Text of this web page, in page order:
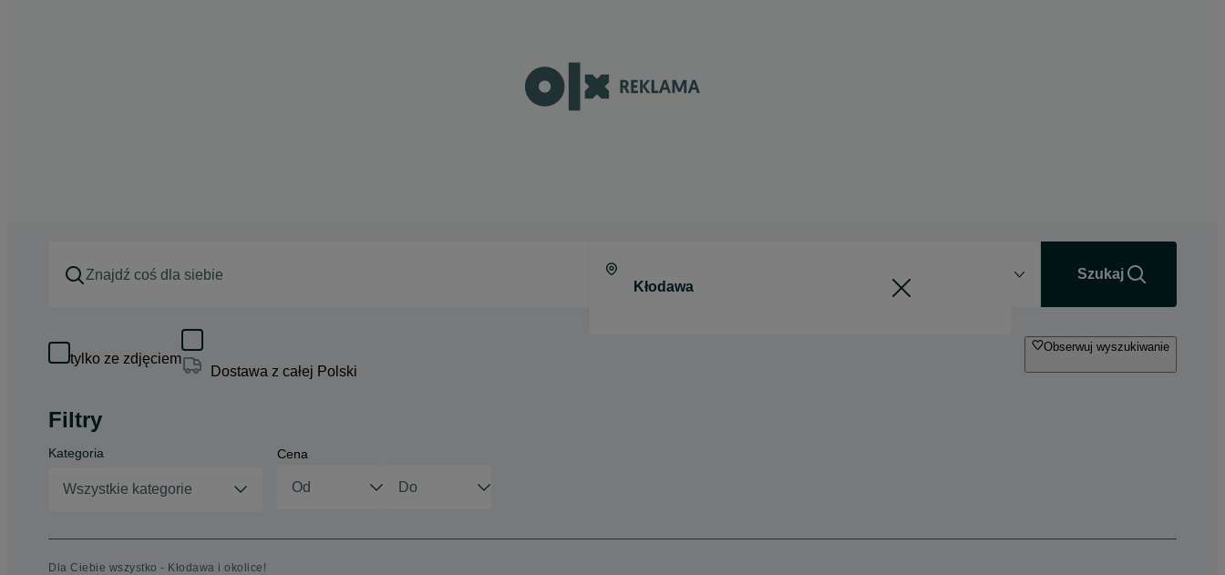
Szukaj
tylko ze zdjęciem
Dostawa z całej Polski
Obserwuj wyszukiwanie
Filtry
Kategoria
Wszystkie kategorie
Cena
Dla Ciebie wszystko - Kłodawa i okolice!